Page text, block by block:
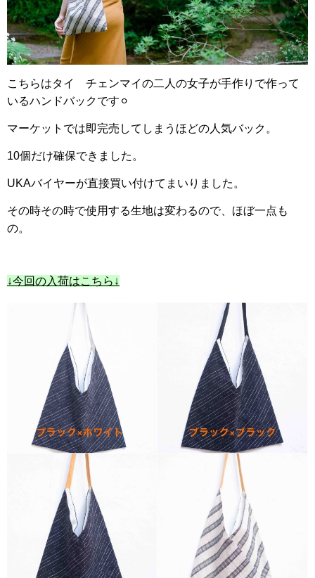
こちらはタイ チェンマイの二人の女子が手作りで作って
いるハンドバックです⚪︎
マーケットでは即完売してしまうほどの人気バック。
10個だけ確保できました。
UKAバイヤーが直接買い付けてまいりました。
その時その時で使用する生地は変わるので、ほぼ一点も
の。
↓今回の入荷はこちら↓